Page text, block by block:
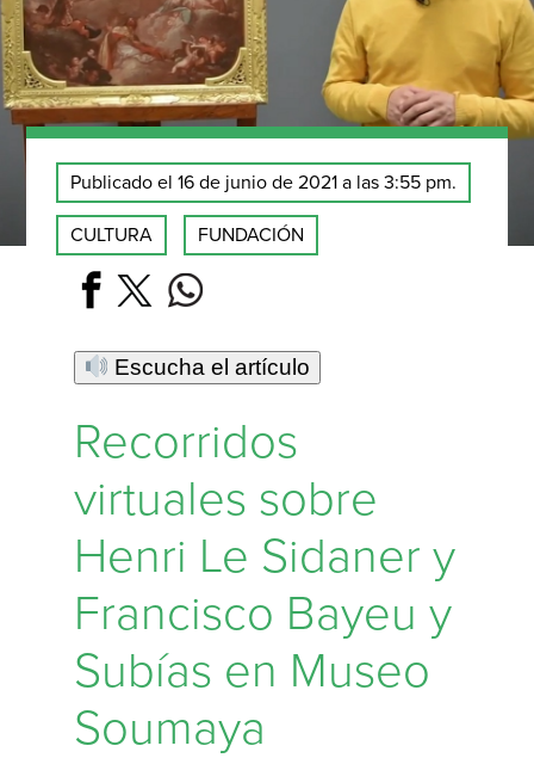
Publicado el 16 de junio de 2021 a las 3:55 pm.
CULTURA FUNDACIÓN
Escucha el artículo
Recorridos
virtuales sobre
Henri Le Sidaner y
Francisco Bayeu y
Subías en Museo
Soumaya